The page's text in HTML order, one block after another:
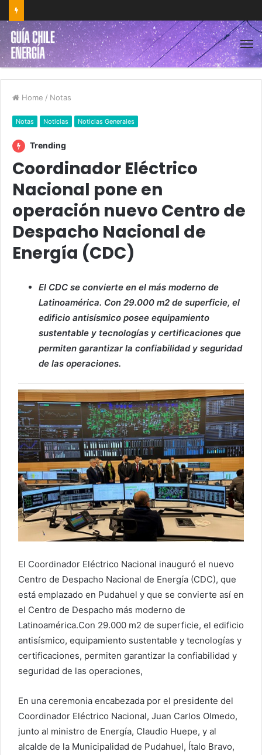
Home / Notas
Notas Noticias Noticias Generales
Trending
Coordinador Eléctrico
Nacional pone en
operación nuevo Centro de
Despacho Nacional de
Energía (CDC)
El CDC se convierte en el más moderno de
Latinoamérica. Con 29.000 m2 de superficie, el
edificio antisísmico posee equipamiento
sustentable y tecnologías y certificaciones que
permiten garantizar la confiabilidad y seguridad
de las operaciones.
El Coordinador Eléctrico Nacional inauguró el nuevo
Centro de Despacho Nacional de Energía (CDC), que
está emplazado en Pudahuel y que se convierte así en
el Centro de Despacho más moderno de
Latinoamérica.Con 29.000 m2 de superficie, el edificio
antisísmico, equipamiento sustentable y tecnologías y
certificaciones, permiten garantizar la confiabilidad y
seguridad de las operaciones,
En una ceremonia encabezada por el presidente del
Coordinador Eléctrico Nacional, Juan Carlos Olmedo,
junto al ministro de Energía, Claudio Huepe, y al
alcalde de la Municipalidad de Pudahuel, Ítalo Bravo,